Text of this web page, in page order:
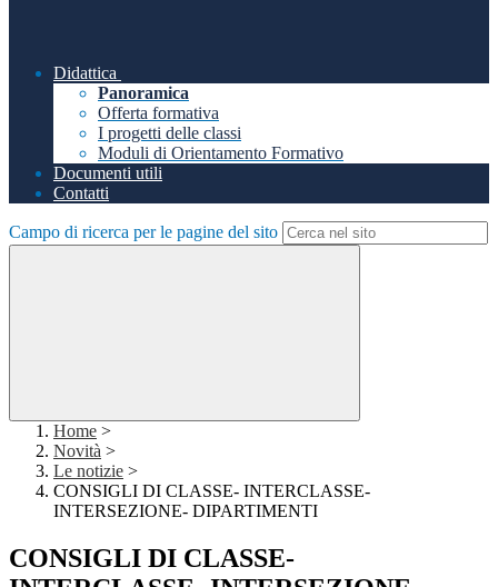
Didattica
Panoramica
Offerta formativa
I progetti delle classi
Moduli di Orientamento Formativo
Documenti utili
Contatti
Campo di ricerca per le pagine del sito
Home >
Novità >
Le notizie >
CONSIGLI DI CLASSE- INTERCLASSE-
INTERSEZIONE- DIPARTIMENTI
CONSIGLI DI CLASSE-